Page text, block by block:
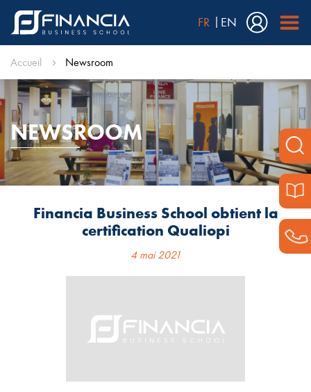
FR EN
Accueil Newsroom
NEWSROOM
Financia Business School obtient la
certification Qualiopi
4 mai 2021